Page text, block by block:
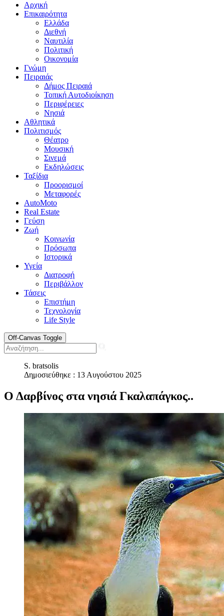
Αρχική
Επικαιρότητα
Ελλάδα
Διεθνή
Ναυτιλία
Πολιτική
Οικονομία
Γνώμη
Πειραιάς
Δήμος Πειραιά
Τοπική Αυτοδιοίκηση
Περιφέρειες
Νησιά
Αθλητικά
Πολιτισμός
Θέατρο
Μουσική
Σινεμά
Εκδηλώσεις
Ταξίδια
Προορισμοί
Μεταφορές
AutoMoto
Real Estate
Γεύση
Ζωή
Κοινωνία
Πρόσωπα
Ιστορικά
Υγεία
Διατροφή
Περιβάλλον
Τάσεις
Επιστήμη
Τεχνολογία
Life Style
Off-Canvas Toggle
S. bratsolis
Δημοσιεύθηκε : 13 Αυγούστου 2025
Ο Δαρβίνος στα νησιά Γκαλαπάγκος..